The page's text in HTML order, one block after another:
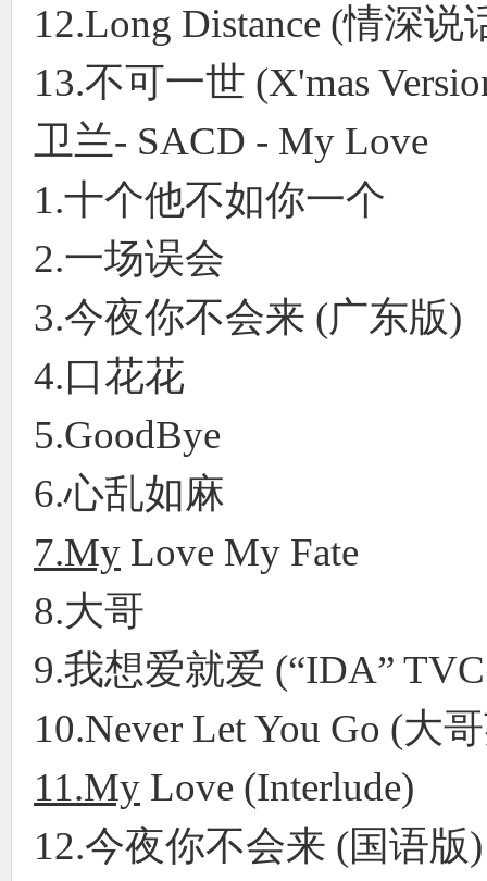
12.Long Distance (情深
13.不可一世 (X'mas
卫兰- SACD - My Love
1.十个他不如你一个
2.一场误会
3.今夜你不会来 (广东
4.口花花
5.GoodBye
6.心乱如麻
7.My Love My Fate
8.大哥
9.我想爱就爱 (“IDA”
10.Never Let You Go (
11.My Love (Interlude)
12.今夜你不会来 (国语